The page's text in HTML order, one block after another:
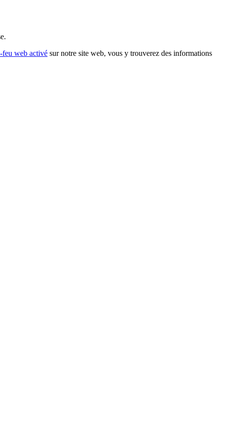
feu web activé sur notre site web, vous y trouverez des informations